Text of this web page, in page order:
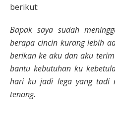
berikut:
Bapak saya sudah
berapa cincin kurang lebih
berikan ke aku dan aku
bantu kebutuhan ku
hari ku jadi lega yang tadi
tenang.